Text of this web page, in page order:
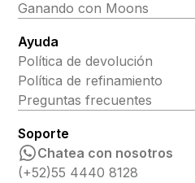
Ganando con Moons
Ayuda
Política de devolución
Política de refinamiento
Preguntas frecuentes
Soporte
Chatea con nosotros
(+52)55 4440 8128